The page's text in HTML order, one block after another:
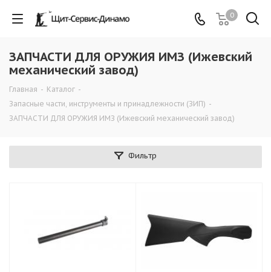
0
ЗАПЧАСТИ ДЛЯ ОРУЖИЯ ИМЗ (Ижевский
механический завод)
Главная - Каталог -
Запасные части, инструменты и принадлежности (ЗИП) -
ЗАПЧАСТИ ДЛЯ ОРУЖИЯ ИМЗ (Ижевский механический завод)
Фильтр